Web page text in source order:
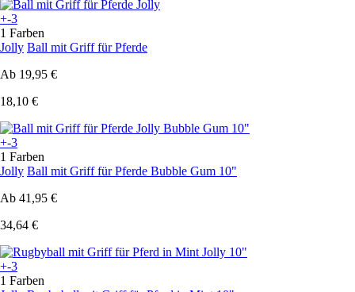
+-3
1 Farben
Jolly Ball mit Griff für Pferde
Ab 19,95 €
18,10 €
+-3
1 Farben
Jolly Ball mit Griff für Pferde Bubble Gum 10"
Ab 41,95 €
34,64 €
+-3
1 Farben